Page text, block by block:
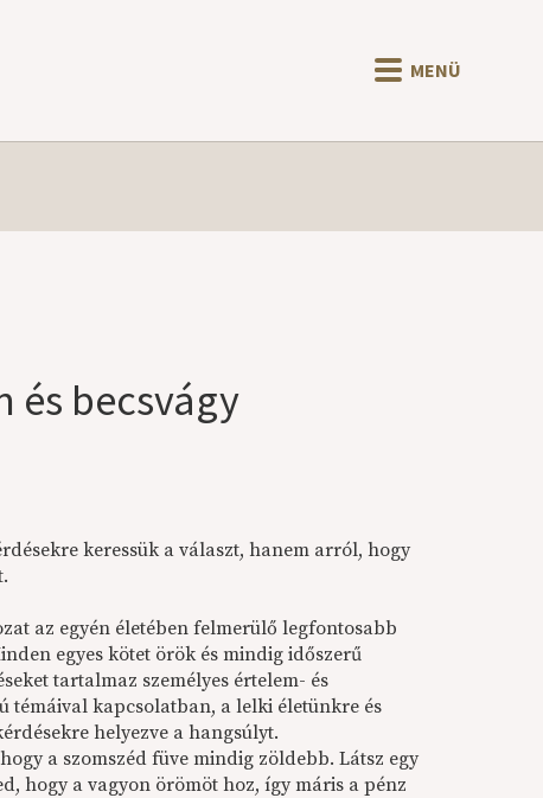
MENÜ
és becsvágy
keressük a választ, hanem arról, hogy
az egyén életében felmerülő legfontosabb
egyes kötet örök és mindig időszerű
tartalmaz személyes értelem- és
témáival kapcsolatban, a lelki életünkre és
helyezve a hangsúlyt.
a szomszéd füve mindig zöldebb. Látsz egy
hogy a vagyon örömöt hoz, így máris a pénz